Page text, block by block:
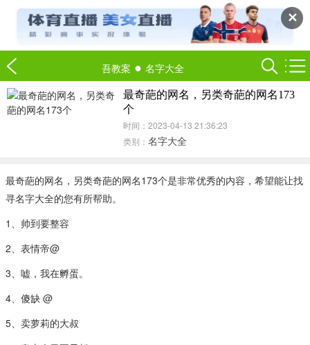
✕
吾教案 ● 名字大全
最奇葩的网名，另类奇葩的网名173
个
时间：2023-04-13 21:36:23
类别： 名字大全
最奇葩的网名，另类奇葩的网名173个是非常优秀的内容，希望能让找
寻名字大全的您有所帮助。
1、帅到要整容
2、表情帝@
3、嘘，我在孵蛋。
4、傻缺 @
5、卖萝莉的大叔